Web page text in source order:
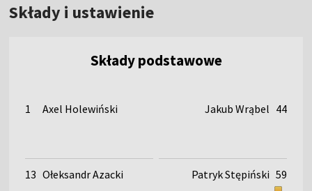
Składy i ustawienie
Składy podstawowe
1 Axel Holewiński
13 Ołeksandr Azacki
Jakub Wrąbel 44
Patryk Stępiński 59